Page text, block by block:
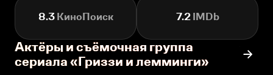
8.3КиноПоиск 7.2IMDb
Актёры и съёмочная группа
сериала «Гриззи и лемминги»